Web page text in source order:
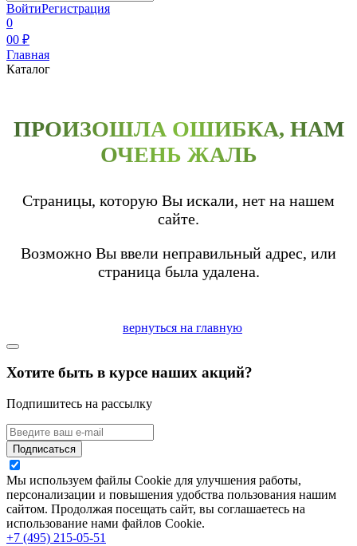
ВойтиРегистрация
0
00 ₽
Главная
Каталог
ПРОИЗОШЛА ОШИБКА, НАМ
ОЧЕНЬ ЖАЛЬ
Страницы, которую Вы искали, нет на нашем
сайте.
Возможно Вы ввели неправильный адрес, или
страница была удалена.
вернуться на главную
Хотите быть в курсе наших акций?
Подпишитесь на рассылку
Подписаться
Мы используем файлы Cookie для улучшения работы,
персонализации и повышения удобства пользования нашим
сайтом. Продолжая посещать сайт, вы соглашаетесь на
использование нами файлов Cookie.
+7 (495) 215-05-51